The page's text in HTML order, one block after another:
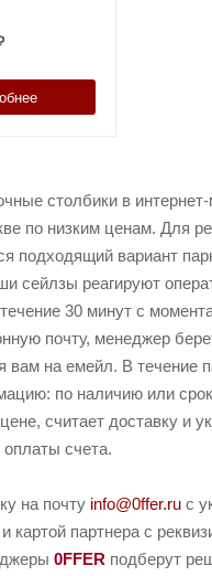
столбики в
по низким ценам. Для
подходящий вариант
сейлзы реагируют
30 минут с
почту, менеджер
вам на емейл. В течение
по наличию или
считает доставку и
оплаты счета.
на почту info@0ffer.ru с
картой партнера с
0FFER подберут